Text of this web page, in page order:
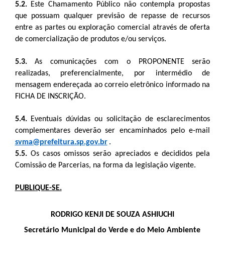
5.2. Este Chamamento Público não contempla propostas
que possuam qualquer previsão de repasse de recursos
entre as partes ou exploração comercial através de oferta
de comercialização de produtos e/ou serviços.
5.3.As comunicações com o PROPONENTE serão
realizadas, preferencialmente, por intermédio de
mensagem endereçada ao correio eletrônico informado na
FICHA DE INSCRIÇÃO.
5.4.Eventuais dúvidas ou solicitação de esclarecimentos
complementares deverão ser encaminhados pelo e-mail
svma@prefeitura.sp.gov.br .
5.5.Os casos omissos serão apreciados e decididos pela
Comissão de Parcerias, na forma da legislação vigente.
PUBLIQUE-SE.
RODRIGO KENJI DE SOUZA ASHIUCHI
Secretário Municipal do Verde e do Meio Ambiente